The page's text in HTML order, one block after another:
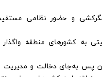
و حضور نظامی
به کشورهای منطقه واگذار
ین پس به‌جای دخالت و مدیریت